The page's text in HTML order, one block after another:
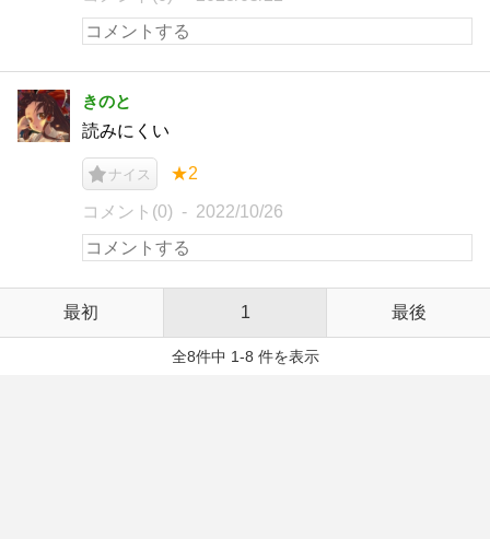
きのと
読みにくい
ナイス ★2
コメント(0) 2022/10/26
最初 1 最後
全8件中 1-8 件を表示